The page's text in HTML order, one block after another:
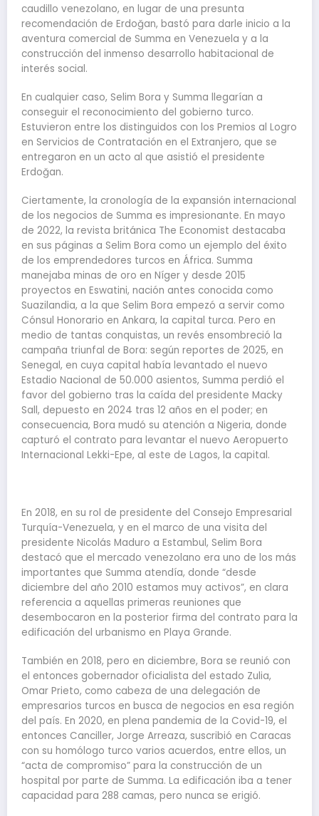
caudillo venezolano, en lugar de una presunta
recomendación de Erdoğan, bastó para darle inicio a la
aventura comercial de Summa en Venezuela y a la
construcción del inmenso desarrollo habitacional de
interés social.
En cualquier caso, Selim Bora y Summa llegarían a
conseguir el reconocimiento del gobierno turco.
Estuvieron entre los distinguidos con los Premios al Logro
en Servicios de Contratación en el Extranjero, que se
entregaron en un acto al que asistió el presidente
Erdoğan.
Ciertamente, la cronología de la expansión internacional
de los negocios de Summa es impresionante. En mayo
de 2022, la revista británica The Economist destacaba
en sus páginas a Selim Bora como un ejemplo del éxito
de los emprendedores turcos en África. Summa
manejaba minas de oro en Níger y desde 2015
proyectos en Eswatini, nación antes conocida como
Suazilandia, a la que Selim Bora empezó a servir como
Cónsul Honorario en Ankara, la capital turca. Pero en
medio de tantas conquistas, un revés ensombreció la
campaña triunfal de Bora: según reportes de 2025, en
Senegal, en cuya capital había levantado el nuevo
Estadio Nacional de 50.000 asientos, Summa perdió el
favor del gobierno tras la caída del presidente Macky
Sall, depuesto en 2024 tras 12 años en el poder; en
consecuencia, Bora mudó su atención a Nigeria, donde
capturó el contrato para levantar el nuevo Aeropuerto
Internacional Lekki-Epe, al este de Lagos, la capital.
En 2018, en su rol de presidente del Consejo Empresarial
Turquía-Venezuela, y en el marco de una visita del
presidente Nicolás Maduro a Estambul, Selim Bora
destacó que el mercado venezolano era uno de los más
importantes que Summa atendía, donde “desde
diciembre del año 2010 estamos muy activos”, en clara
referencia a aquellas primeras reuniones que
desembocaron en la posterior firma del contrato para la
edificación del urbanismo en Playa Grande.
También en 2018, pero en diciembre, Bora se reunió con
el entonces gobernador oficialista del estado Zulia,
Omar Prieto, como cabeza de una delegación de
empresarios turcos en busca de negocios en esa región
del país. En 2020, en plena pandemia de la Covid-19, el
entonces Canciller, Jorge Arreaza, suscribió en Caracas
con su homólogo turco varios acuerdos, entre ellos, un
“acta de compromiso” para la construcción de un
hospital por parte de Summa. La edificación iba a tener
capacidad para 288 camas, pero nunca se erigió.